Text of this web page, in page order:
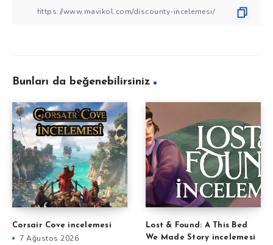
Bunları da beğenebilirsiniz
Corsair Cove incelemesi
7 Ağustos 2026
Lost & Found: A This Bed
We Made Story incelemesi